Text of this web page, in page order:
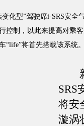
型”驾驶席i-SRS安全
控制，以此来提高对乘
“life”将首先搭载该系统
新
SRS
将安
漩涡